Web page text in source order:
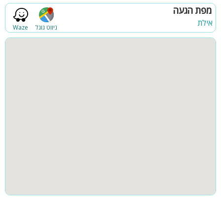
מפרט פנים הפנטהאוז:
- סלון מרווח עם מערכת ישיבה מפנקת + מסך צפייה
- פינת אוכל משפחתית
קהל היעד:
פינת מנגל פינות ישיבה
Waze ניווט גוגל
מפת הגעה
אילת